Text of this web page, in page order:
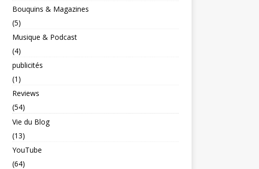
Bouquins & Magazines
(5)
Musique & Podcast
(4)
publicités
(1)
Reviews
(54)
Vie du Blog
(13)
YouTube
(64)